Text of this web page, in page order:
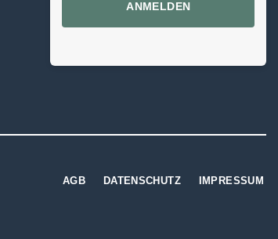
ANMELDEN
AGB DATENSCHUTZ IMPRESSUM